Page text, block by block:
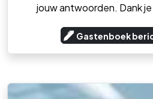
jouw antwoorden. Dank
Gastenboek